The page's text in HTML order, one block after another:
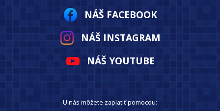
NÁŠ FACEBOOK
NÁŠ INSTAGRAM
NÁŠ YOUTUBE
U nás môžete zaplatiť pomocou: